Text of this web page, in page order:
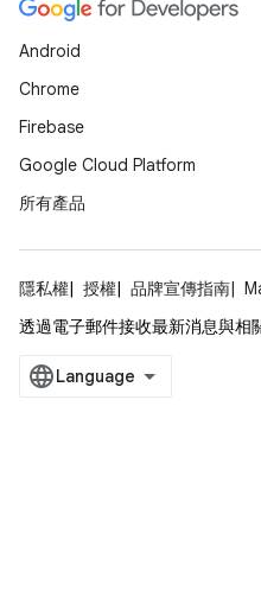
Android
Chrome
Firebase
Google Cloud Platform
所有產品
隱私權 授權 品牌宣傳指南
透過電子郵件接收最新消息與相